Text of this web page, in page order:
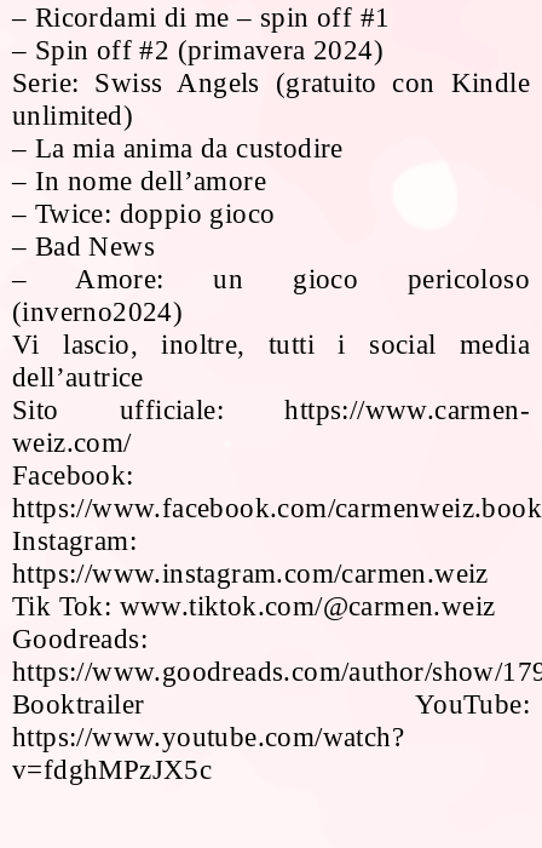
– Ricordami di me – spin off #1
– Spin off #2 (primavera 2024)
Serie: Swiss Angels (gratuito con Kindle
unlimited)
– La mia anima da custodire
– In nome dell’amore
– Twice: doppio gioco
– Bad News
– Amore: un gioco pericoloso
(inverno2024)
Vi lascio, inoltre, tutti i social media
dell’autrice
Sito ufficiale: https://www.carmen-
weiz.com/
Facebook:
https://www.facebook.com/
Instagram:
https://www.instagram.com/carmen.weiz
Tik Tok: www.tiktok.com/@carmen.weiz
Goodreads:
https://www.goodreads.com/author/show/
Booktrailer YouTube:
https://www.youtube.com/watch?
v=fdghMPzJX5c